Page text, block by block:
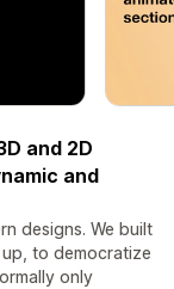
and 2D
and
designs. We built
to democratize
only